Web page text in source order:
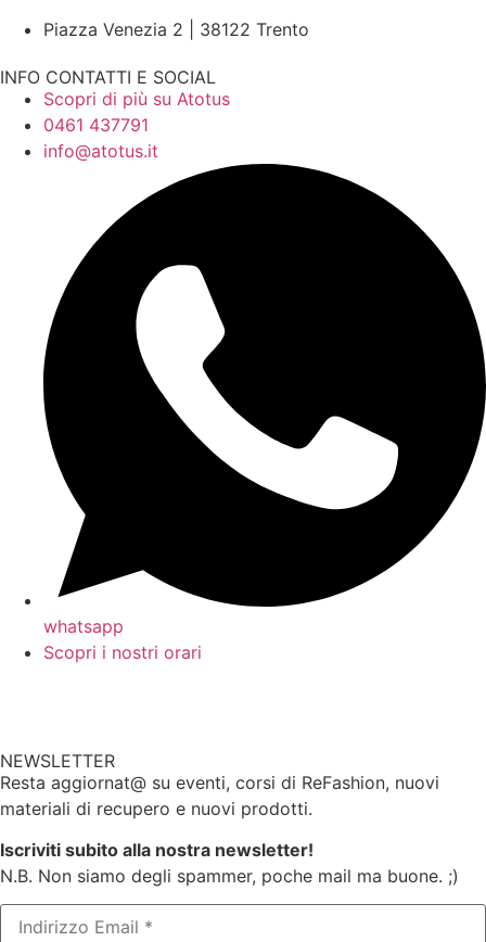
Piazza Venezia 2 | 38122 Trento
INFO CONTATTI E SOCIAL
Scopri di più su Atotus
0461 437791
info@atotus.it
whatsapp
Scopri i nostri orari
NEWSLETTER
Resta aggiornat@ su eventi, corsi di ReFashion, nuovi
materiali di recupero e nuovi prodotti.
Iscriviti subito alla nostra newsletter!
N.B. Non siamo degli spammer, poche mail ma buone. ;)